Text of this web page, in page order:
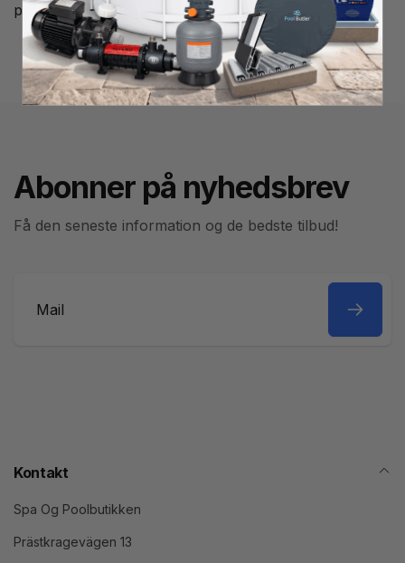
pumper.
Abonner på nyhedsbrev
Få den seneste information og de bedste tilbud!
Kontakt
Spa Og Poolbutikken
Prästkragevägen 13